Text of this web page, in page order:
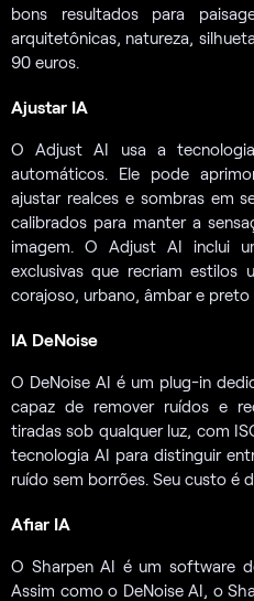
bons resultados para
arquitetônicas, natureza,
90 euros.
Ajustar IA
O Adjust AI usa a
automáticos. Ele pode
ajustar realces e sombras em
calibrados para manter a
imagem. O Adjust AI inclui
exclusivas que recriam estilos
corajoso, urbano, âmbar e
IA DeNoise
O DeNoise AI é um plug-in
capaz de remover ruídos e
tiradas sob qualquer luz, com
tecnologia AI para distinguir
ruído sem borrões. Seu custo é
Afiar IA
O Sharpen AI é um software
Assim como o DeNoise AI, o